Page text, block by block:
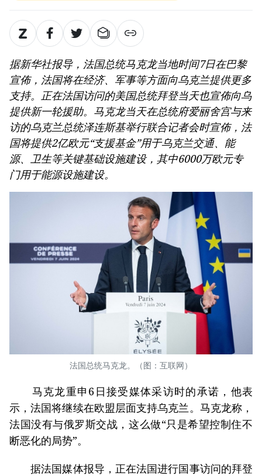
据新华社报导，法国总统马克龙当地时间7日在巴黎
宣佈，法国将在经济、军事等方面向乌克兰提供更多
支持。正在法国访问的美国总统拜登当天也宣佈向乌
提供新一轮援助。马克龙当天在总统府爱丽舍宫与来
访的乌克兰总统泽连斯基举行联合记者会时宣佈，法
国将提供2亿欧元“支援基金”用于乌克兰交通、能
源、卫生等关键基础设施建设，其中6000万欧元专
门用于能源设施建设。
法国总统马克龙。（图：互联网）
马克龙重申6日接受媒体采访时的承诺，他表
示，法国将继续在欧盟层面支持乌克兰。马克龙称，
法国没有与俄罗斯交战，这么做“只是希望控制住不
断恶化的局势”。
据法国媒体报导，正在法国进行国事访问的拜登